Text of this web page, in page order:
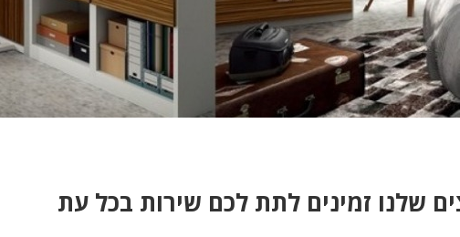
שלנו זמינים לתת לכם שירות בכל עת